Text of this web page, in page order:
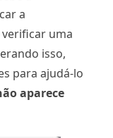
a
uma
isso,
para ajudá-lo
aparece